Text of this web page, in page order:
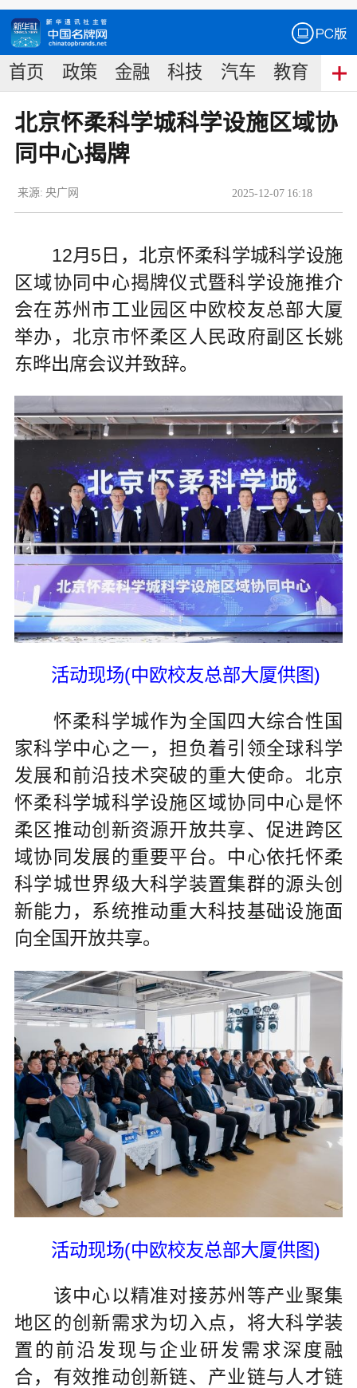
首页 政策 金融 科技 汽车 教育 食
北京怀柔科学城科学设施区域协
同中心揭牌
2025-12-07 16:18
来源: 央广网
12月5日，北京怀柔科学城科学设施
区域协同中心揭牌仪式暨科学设施推介
会在苏州市工业园区中欧校友总部大厦
举办，北京市怀柔区人民政府副区长姚
东晔出席会议并致辞。
活动现场(中欧校友总部大厦供图)
怀柔科学城作为全国四大综合性国
家科学中心之一，担负着引领全球科学
发展和前沿技术突破的重大使命。北京
怀柔科学城科学设施区域协同中心是怀
柔区推动创新资源开放共享、促进跨区
域协同发展的重要平台。中心依托怀柔
科学城世界级大科学装置集群的源头创
新能力，系统推动重大科技基础设施面
向全国开放共享。
活动现场(中欧校友总部大厦供图)
该中心以精准对接苏州等产业聚集
地区的创新需求为切入点，将大科学装
置的前沿发现与企业研发需求深度融
合，有效推动创新链、产业链与人才链